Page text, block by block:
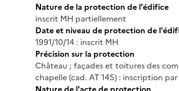
Nature de la protection de l'édifice
inscrit MH partiellement
Date et niveau de protection de
1991/10/14 : inscrit MH
Précision sur la protection
Château ; façades et toitures des
chapelle (cad. AT 145) : inscription